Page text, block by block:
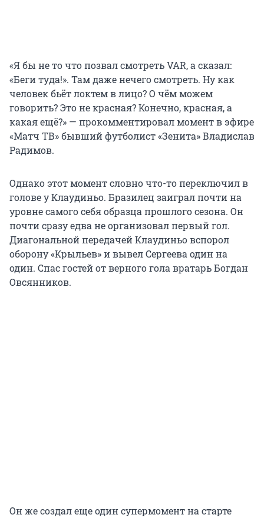
«Я бы не то что позвал смотреть VAR, а сказал:
«Беги туда!». Там даже нечего смотреть. Ну как
человек бьёт локтем в лицо? О чём можем
говорить? Это не красная? Конечно, красная, а
какая ещё?» — прокомментировал момент в эфире
«Матч ТВ» бывший футболист «Зенита» Владислав
Радимов.
Однако этот момент словно что-то переключил в
голове у Клаудиньо. Бразилец заиграл почти на
уровне самого себя образца прошлого сезона. Он
почти сразу едва не организовал первый гол.
Диагональной передачей Клаудиньо вспорол
оборону «Крыльев» и вывел Сергеева один на
один. Спас гостей от верного гола вратарь Богдан
Овсянников.
Он же создал еще один супермомент на старте